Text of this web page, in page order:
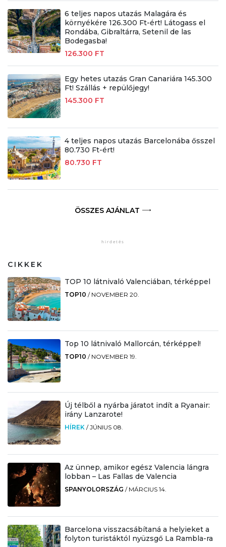
6 teljes napos utazás Malagára és
környékére 126.300 Ft-ért! Látogass el
Rondába, Gibraltárra, Setenil de las
Bodegasba!
126.300 FT
Egy hetes utazás Gran Canariára 145.300
Ft! Szállás + repülőjegy!
145.300 FT
4 teljes napos utazás Barcelonába ősszel
80.730 Ft-ért!
80.730 FT
ÖSSZES AJÁNLAT
CIKKEK
TOP 10 látnivaló Valenciában, térképpel
TOP10 / NOVEMBER 20.
Top 10 látnivaló Mallorcán, térképpel!
TOP10 / NOVEMBER 19.
Új télből a nyárba járatot indít a Ryanair:
irány Lanzarote!
HÍREK /JÚNIUS 08.
Az ünnep, amikor egész Valencia lángra
lobban – Las Fallas de Valencia
SPANYOLORSZÁG / MÁRCIUS 14.
Barcelona visszacsábítaná a helyieket a
folyton turistáktól nyüzsgő La Rambla-ra